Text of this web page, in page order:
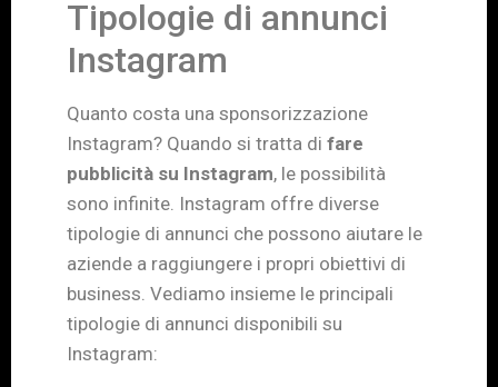
Tipologie di annunci
Instagram
Quanto costa una sponsorizzazione
Instagram? Quando si tratta di fare
pubblicità su Instagram, le possibilità
sono infinite. Instagram offre diverse
tipologie di annunci che possono aiutare le
aziende a raggiungere i propri obiettivi di
business. Vediamo insieme le principali
tipologie di annunci disponibili su
Instagram: